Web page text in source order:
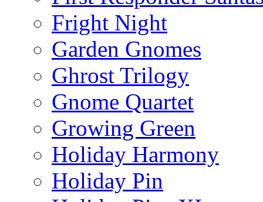
Fright Night
Garden Gnomes
Ghrost Trilogy
Gnome Quartet
Growing Green
Holiday Harmony
Holiday Pin